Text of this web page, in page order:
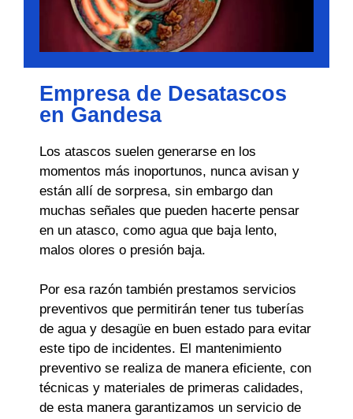
Empresa de Desatascos
en Gandesa
Los atascos suelen generarse en los
momentos más inoportunos, nunca avisan y
están allí de sorpresa, sin embargo dan
muchas señales que pueden hacerte pensar
en un atasco, como agua que baja lento,
malos olores o presión baja.
Por esa razón también prestamos servicios
preventivos que permitirán tener tus tuberías
de agua y desagüe en buen estado para evitar
este tipo de incidentes. El mantenimiento
preventivo se realiza de manera eficiente, con
técnicas y materiales de primeras calidades,
de esta manera garantizamos un servicio de